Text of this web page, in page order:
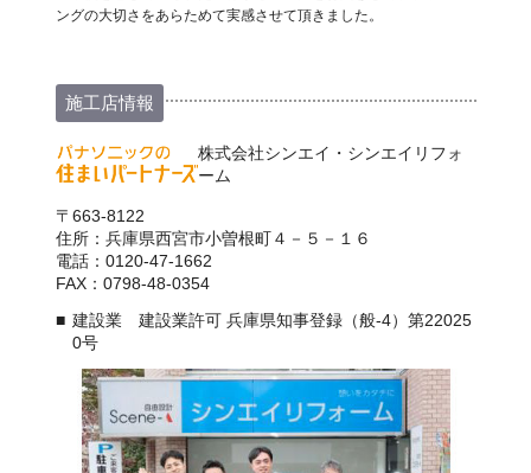
ングの大切さをあらためて実感させて頂きました。
施工店情報
株式会社シンエイ・シンエイリフォ
ーム
〒663-8122
住所：兵庫県西宮市小曽根町４－５－１６
電話：0120-47-1662
FAX：0798-48-0354
建設業 建設業許可 兵庫県知事登録（般-4）第22025
0号